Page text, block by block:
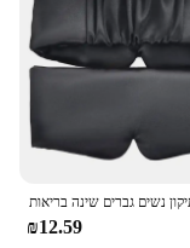
₪12.59